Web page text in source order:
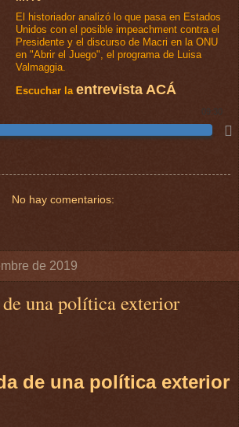
El historiador analizó lo que pasa en Estados
Unidos con el posible impeachment contra el
Presidente y el discurso de Macri en la ONU
en "Abrir el Juego", el programa de Luisa
Valmaggia.
Escuchar la entrevista ACÁ
09:30

No hay comentarios:
de 2019
una política exterior
de una política exterior